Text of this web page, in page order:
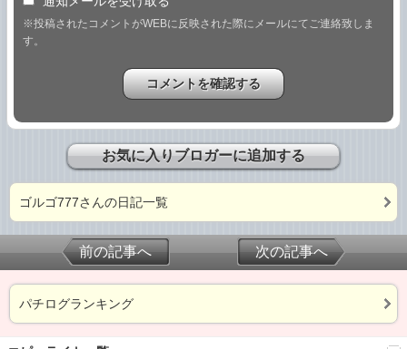
※投稿されたコメントがWEBに反映された際にメールにてご連絡致しま
す。
お気に入りブロガーに追加する
ゴルゴ777さんの日記一覧
前の記事へ 次の記事へ
パチログランキング